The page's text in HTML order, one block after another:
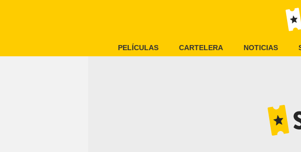
PELÍCULAS CARTELERA NOTICIAS